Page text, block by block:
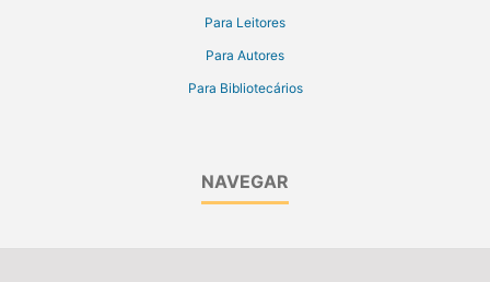
Para Leitores
Para Autores
Para Bibliotecários
NAVEGAR